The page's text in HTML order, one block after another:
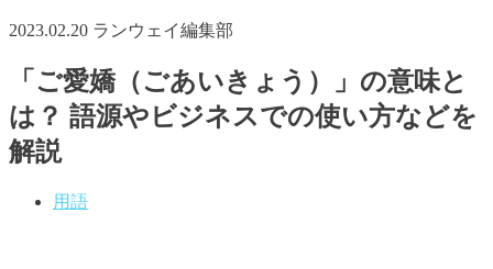
2023.02.20 ランウェイ編集部
「ご愛嬌（ごあいきょう）」の意味と
は？ 語源やビジネスでの使い方などを
解説
用語